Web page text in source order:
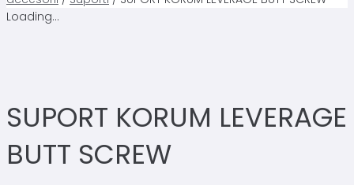
Loading...
SUPORT KORUM LEVERAGE
BUTT SCREW